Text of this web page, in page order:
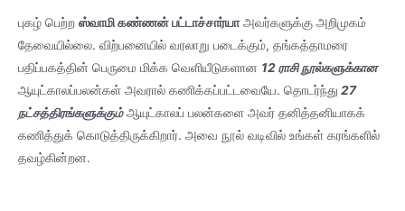
புகழ் பெற்ற ஸ்வாமி கண்ணன் பட்டாச்சார்யாஅவர்களுக்கு அறிமுகம்
தேவையில்லை. விற்பனையில் வரலாறு படைக்கும், தங்கத்தாமரை
பதிப்பகத்தின் பெருமை மிக்க வெளியீடுகளான 12 ராசி நூல்களுக்கான
ஆயுட்காலப்பலன்கள் அவரால் கணிக்கப்பட்டவையே. தொடர்ந்து 27
நட்சத்திரங்களுக்கும்ஆயுட்காலப் பலன்களை அவர் தனித்தனியாகக்
கணித்துக் கொடுத்திருக்கிறார். அவை நூல் வடிவில் உங்கள் கரங்களில்
தவழ்கின்றன.